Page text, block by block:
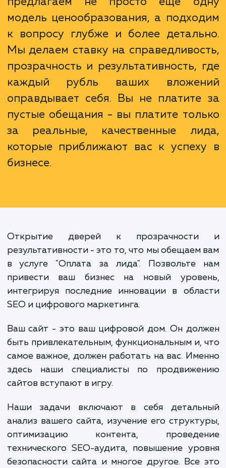
риск и делает затраты предсказуемыми.
В услуге "Оплата за лида"
предлагаем не просто еще
модель ценообразования, а
к вопросу глубже и более
Мы делаем ставку на
прозрачность и результативность,
за реальные, качественные
которые приближают вас к
бизнесе.
Открытие дверей к
результативности - это то, что мы обещаем
в услуге "Оплата за лида". Позвольте
интегрируя последние инновации в
SEO и цифрового маркетинга.
Ваш сайт - это ваш цифровой дом. Он